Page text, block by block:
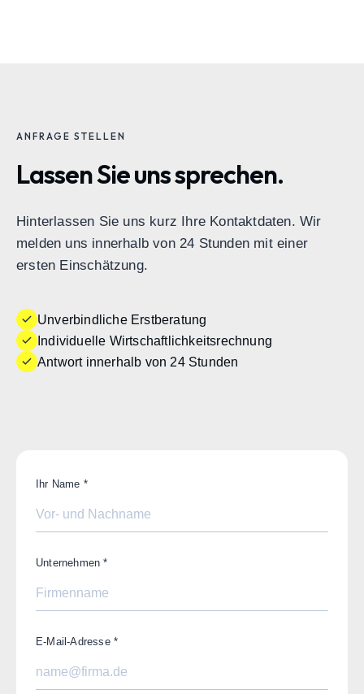
ANFRAGE STELLEN
Lassen Sie uns sprechen.
Hinterlassen Sie uns kurz Ihre Kontaktdaten. Wir
melden uns innerhalb von 24 Stunden mit einer
ersten Einschätzung.
Unverbindliche Erstberatung
Individuelle Wirtschaftlichkeitsrechnung
Antwort innerhalb von 24 Stunden
Ihr Name *
Unternehmen*
E-Mail-Adresse *